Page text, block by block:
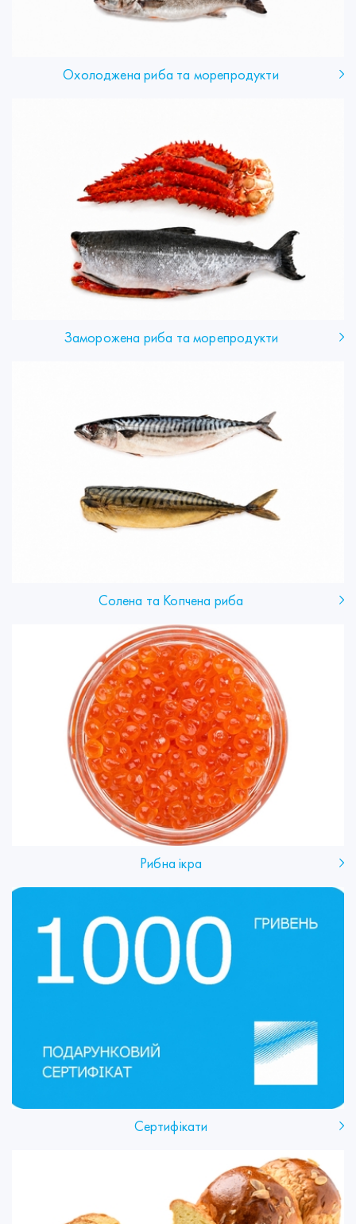
Охолоджена риба та морепродукти
Заморожена риба та морепродукти
Солена та Копчена риба
Рибна ікра
Сертифікати